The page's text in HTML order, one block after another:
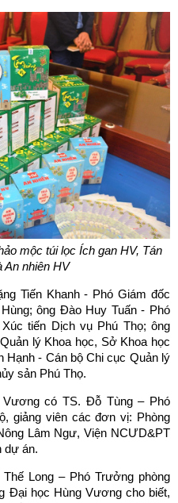
mộc túi lọc Ích gan HV, Tán
An nhiên HV
Tiến Khanh - Phó Giám đốc
ông Đào Huy Tuấn - Phó
tiến Dịch vụ Phú Thọ; ông
lý Khoa học, Sở Khoa học
Hạnh - Cán bộ Chi cục Quản lý
sản Phú Thọ.
có TS. Đỗ Tùng – Phó
giảng viên các đơn vị: Phòng
Lâm Ngư, Viện NCƯD&PT
dự án.
Long – Phó Trưởng phòng
Đại học Hùng Vương cho biết,